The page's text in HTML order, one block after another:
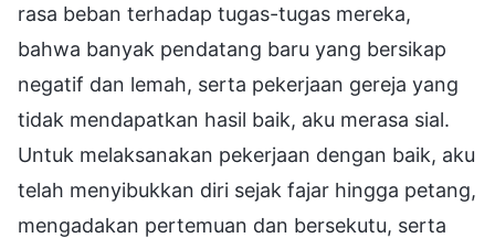
rasa beban terhadap tugas-tugas mereka,
bahwa banyak pendatang baru yang bersikap
negatif dan lemah, serta pekerjaan gereja yang
tidak mendapatkan hasil baik, aku merasa sial.
Untuk melaksanakan pekerjaan dengan baik, aku
telah menyibukkan diri sejak fajar hingga petang,
mengadakan pertemuan dan bersekutu, serta